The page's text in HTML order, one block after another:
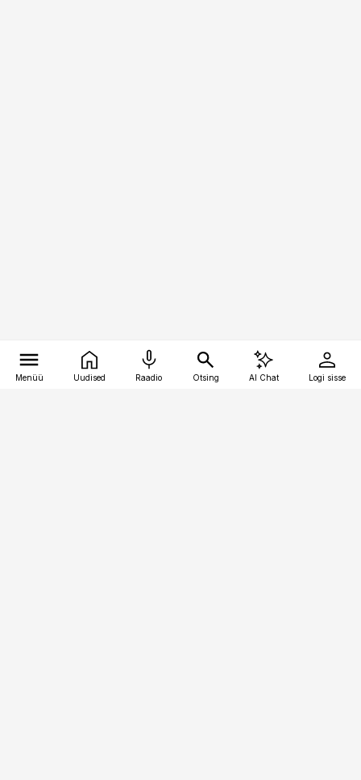
Menüü Uudised Raadio Otsing AI Chat Logi sisse